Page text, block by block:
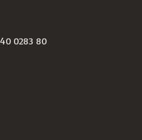
0283 80